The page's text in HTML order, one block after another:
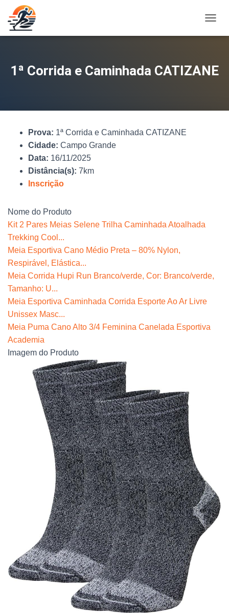
L
R
N
1ª Corrida e Caminhada CATIZANE
Prova: 1ª Corrida e Caminhada CATIZANE
Cidade: Campo Grande
Data: 16/11/2025
Distância(s): 7km
Inscrição
Nome do Produto
Kit 2 Pares Meias Selene Trilha Caminhada Atoalhada
Trekking Cool...
Meia Esportiva Cano Médio Preta – 80% Nylon,
Respirável, Elástica...
Meia Corrida Hupi Run Branco/verde, Cor: Branco/verde,
Tamanho: U...
Meia Esportiva Caminhada Corrida Esporte Ao Ar Livre
Unissex Masc...
Meia Puma Cano Alto 3/4 Feminina Canelada Esportiva
Academia
Imagem do Produto